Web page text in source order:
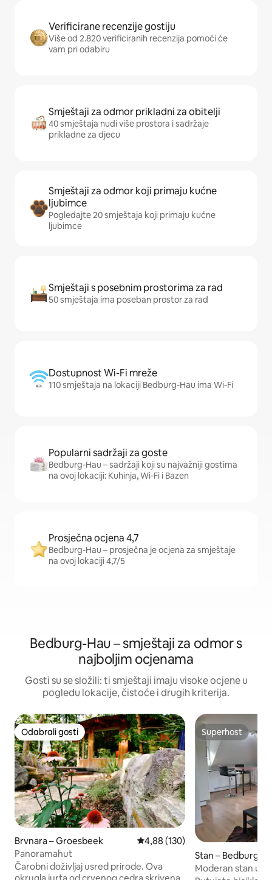
Verificirane recenzije gostiju
Više od 2.820 verificiranih recenzija pomoći će
vam pri odabiru
Smještaji za odmor prikladni za obitelji
40 smještaja nudi više prostora i sadržaje
prikladne za djecu
Smještaji za odmor koji primaju kućne
ljubimce
Pogledajte 20 smještaja koji primaju kućne
ljubimce
Smještaji s posebnim prostorima za rad
50 smještaja ima poseban prostor za rad
Dostupnost Wi-Fi mreže
110 smještaja na lokaciji Bedburg-Hau ima Wi-Fi
Popularni sadržaji za goste
Bedburg-Hau – sadržaji koji su najvažniji gostima
na ovoj lokaciji: Kuhinja, Wi-Fi i Bazen
Prosječna ocjena 4,7
Bedburg-Hau – prosječna je ocjena za smještaje
na ovoj lokaciji 4,7/5
Bedburg-Hau – smještaji za odmor s
najboljim ocjenama
Gosti su se složili: ti smještaji imaju visoke ocjene u
pogledu lokacije, čistoće i drugih kriterija.
Odabrali gosti
Odabrali gosti
Brvnara – Groesbeek Prosječna ocjena: 4,88/5,
4,88 (130)
Panoramahut
Čarobni doživljaj usred prirode. Ova
Superhost
Superhost
Stan – Bedburg-
Moderan stan u